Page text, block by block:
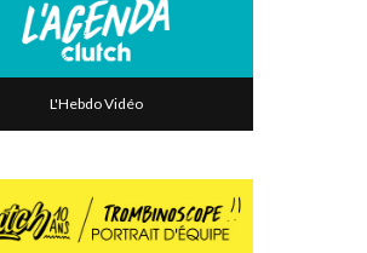
L'Hebdo Vidéo